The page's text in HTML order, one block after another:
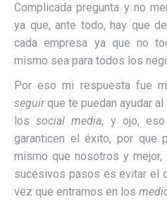
Complicada pregunta y no
ya que, ante todo, hay que
cada empresa ya que no
mismo sea para todos los
Por eso mi respuesta fue
seguirque te puedan ayudar al
lossocial media, y ojo,
garanticen el éxito, por que
mismo que nosotros y
sucesivos pasos es evitar el
vez que entramos en los